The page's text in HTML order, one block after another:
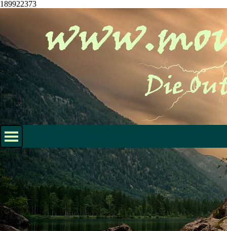
189922373
Direkt zum Seiteninhalt